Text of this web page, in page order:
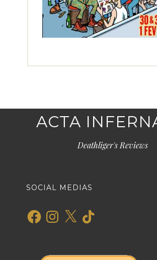
ACTA
Deathliger's Reviews
SOCIAL MEDIAS
FacebookInstagram
X TikTok